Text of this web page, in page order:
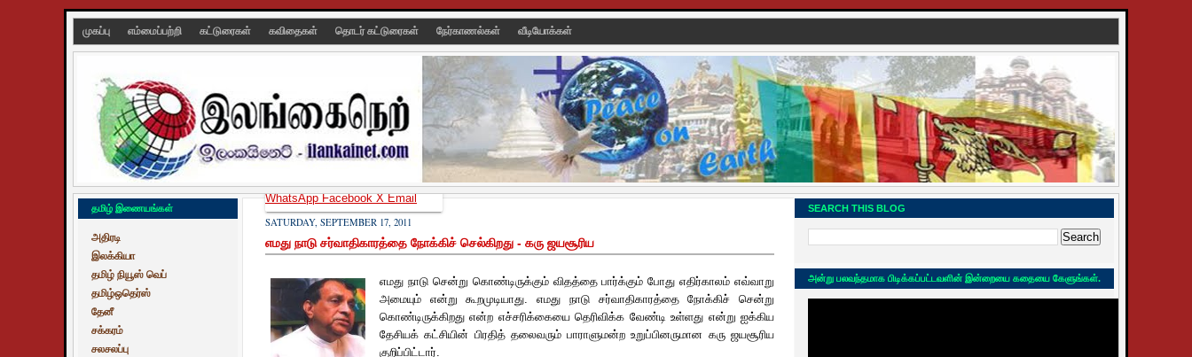
முகப்பு எம்மைப்பற்றி கட்டுரைகள் கவிதைகள் தொடர் கட்டுரைகள் நேர்காணல்கள் வீடியோக்கள்
தமிழ் இணையங்கள்
அதிரடி
இலக்கியா
தமிழ் நியூஸ் வெப்
தமிழ்ஒதெர்ஸ்
தேனீ
சக்கரம்
சலசலப்பு
SATURDAY, SEPTEMBER 17, 2011
எமது நாடு சர்வாதிகாரத்தை நோக்கிச் செல்கிறது - கரு ஜயசூரிய
எமது நாடு சென்று கொண்டிருக்கும் விதத்தை பார்க்கும் போது எதிர்காலம் எவ்வாறு
அமையும் என்று கூறமுடியாது. எமது நாடு சர்வாதிகாரத்தை நோக்கிச் சென்று
கொண்டிருக்கிறது என்ற எச்சரிக்கையை தெரிவிக்க வேண்டி உள்ளது என்று ஐக்கிய
தேசியக்கட்சியின் பிரதித் தலைவரும் பாராளுமன்ற உறுப்பினருமான கரு ஜயசூரிய
குறிப்பிட்டார்.
WhatsAppFacebookXEmail
SEARCH THIS BLOG
அன்று பலவந்தமாக பிடிக்கப்பட்டவளின் இன்றையை கதையை கேளுங்கள்.